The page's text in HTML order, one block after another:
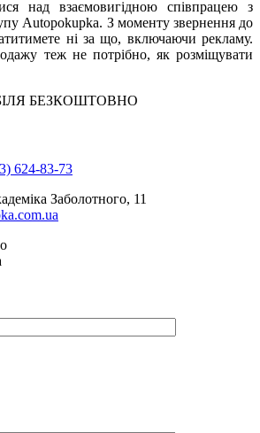
над взаємовигідною співпрацею з
Autopokupka. З моменту звернення до
ні за що, включаючи рекламу.
теж не потрібно, як розміщувати
БЕЗКОШТОВНО
624-83-73
Заболотного, 11